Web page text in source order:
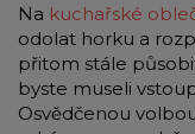
Na kuchařské
odolat horku a
přitom stále
byste museli
Osvědčenou